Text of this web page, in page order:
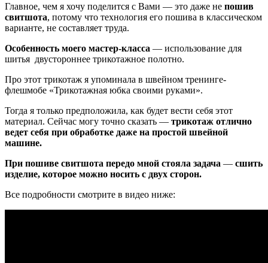
Главное, чем я хочу поделится с Вами — это даже не пошив
свитшота, потому что технология его пошива в классическом
варианте, не составляет труда.
Особенность моего мастер-класса — использование для
шитья двустороннее трикотажное полотно.
Про этот трикотаж я упоминала в швейном тренинге-
флешмобе «Трикотажная юбка своими руками».
Тогда я только предположила, как будет вести себя этот
материал. Сейчас могу точно сказать — трикотаж отлично
ведет себя при обработке даже на простой швейной
машине.
При пошиве свитшота передо мной стояла задача — сшить
изделие, которое можно носить с двух сторон.
Все подробности смотрите в видео ниже: